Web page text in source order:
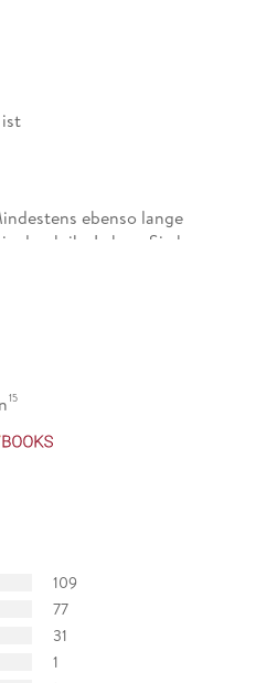
ebenso lange
durch ihr Leben. Sie begann
einer Bibliothek ähnelt.
15
109
77
31
1